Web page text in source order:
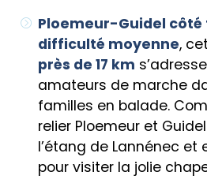
Ploemeur-Guidel côté
difficulté moyenne,
près de 17 km
amateurs de marche
familles en balade.
relier Ploemeur et
l’étang de Lannénec et
pour visiter la jolie